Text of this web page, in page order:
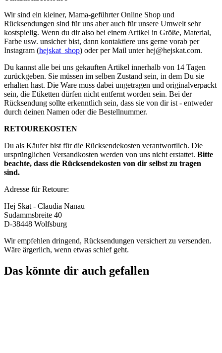
Wir sind ein kleiner, Mama-geführter Online Shop und
Rücksendungen sind für uns aber auch für unsere Umwelt sehr
kostspielig. Wenn du dir also bei einem Artikel in Größe, Material,
Farbe usw. unsicher bist, dann kontaktiere uns gerne vorab per
Instagram (hejskat_shop) oder per Mail unterhej@hejskat.com.
Du kannst alle bei uns gekauften Artikel innerhalb von 14 Tagen
zurückgeben. Sie müssen im selben Zustand sein, in dem Du sie
erhalten hast. Die Ware muss dabei ungetragen und originalverpackt
sein, die Etiketten dürfen nicht entfernt worden sein. Bei der
Rücksendung sollte erkenntlich sein, dass sie von dir ist - entweder
durch deinen Namen oder die Bestellnummer.
RETOUREKOSTEN
Du als Käufer bist für die Rücksendekosten verantwortlich. Die
ursprünglichen Versandkosten werden von uns nicht erstattet. Bitte
beachte, dass die Rücksendekosten von dir selbst zu tragen
sind.
Adresse für Retoure:
Hej Skat - Claudia Nanau
Sudammsbreite 40
D-38448 Wolfsburg
Wir empfehlen dringend, Rücksendungen versichert zu versenden.
Wäre ärgerlich, wenn etwas schief geht.
Das könnte dir auch gefallen